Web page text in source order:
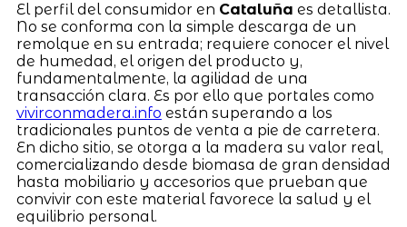
El perfil del consumidor en Cataluña es detallista.
No se conforma con la simple descarga de un
remolque en su entrada; requiere conocer el nivel
de humedad, el origen del producto y,
fundamentalmente, la agilidad de una
transacción clara. Es por ello que portales como
vivirconmadera.info están superando a los
tradicionales puntos de venta a pie de carretera.
En dicho sitio, se otorga a la madera su valor real,
comercializando desde biomasa de gran densidad
hasta mobiliario y accesorios que prueban que
convivir con este material favorece la salud y el
equilibrio personal.